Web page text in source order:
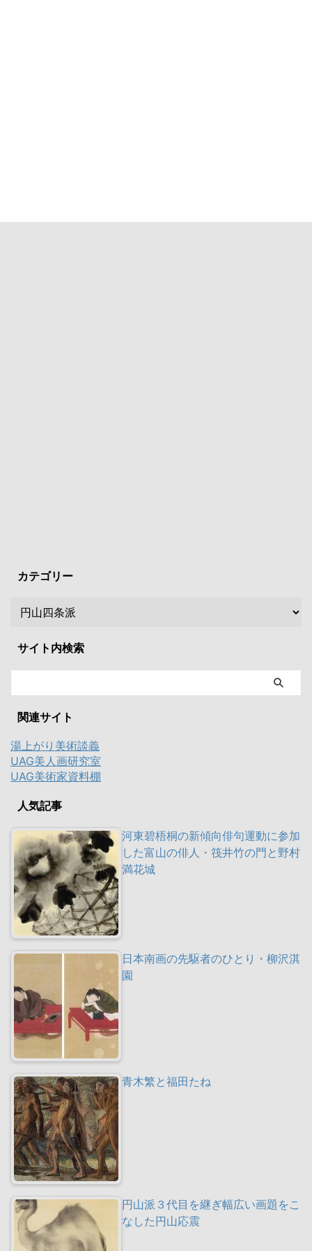
カテゴリー
サイト内検索
関連サイト
湯上がり美術談義
UAG美人画研究室
UAG美術家資料棚
人気記事
河東碧梧桐の新傾向俳句運動に参加
した富山の俳人・筏井竹の門と野村
満花城
日本南画の先駆者のひとり・柳沢淇
園
青木繁と福田たね
円山派３代目を継ぎ幅広い画題をこ
なした円山応震